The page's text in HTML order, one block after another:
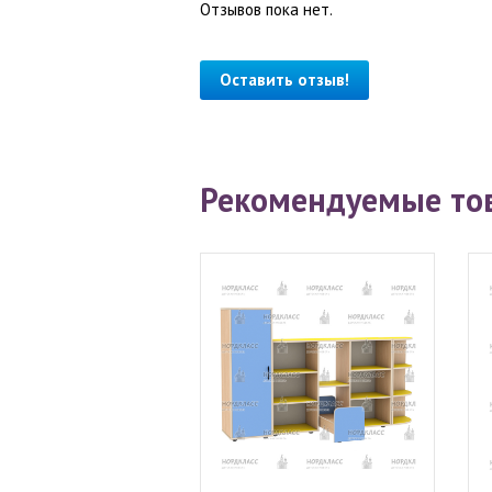
Отзывов пока нет.
Оставить отзыв!
Рекомендуемые